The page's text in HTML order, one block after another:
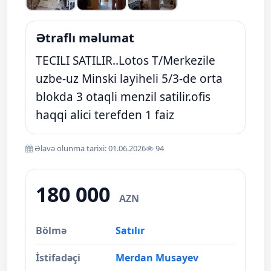
Ətraflı məlumat
TECILI SATILIR..Lotos T/Merkezile
uzbe-uz Minski layiheli 5/3-de orta
blokda 3 otaqli menzil satilir.ofis
haqqi alici terefden 1 faiz
Əlavə olunma tarixi: 01.06.2026 94
180 000 AZN
Bölmə Satılır
İstifadəçi Merdan Musayev